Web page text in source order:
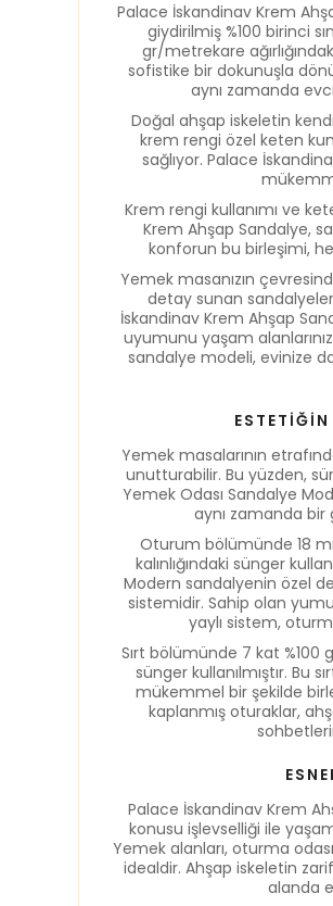
Palace İskandinav Krem
giydirilmiş %100 birinci
gr/metrekare
sofistike bir dokunuşla
aynı zamanda
Doğal ahşap iskeletin
krem rengi özel keten
sağlıyor. Palace
Krem rengi kullanımı ve
Krem Ahşap Sandalye,
konforun bu birleşimi,
Yemek masanızın
detay sunan
İskandinav Krem Ahşap
uyumunu yaşam
sandalye modeli, evinize
Yemek masalarının
unutturabilir. Bu yüzden,
Yemek Odası Sandalye
aynı zamanda bir
Oturum bölümünde 18
kalınlığındaki sünger
Modern sandalyenin özel
sistemidir. Sahip olan
yaylı sistem,
Sırt bölümünde 7 kat %100
sünger kullanılmıştır. Bu
mükemmel bir şekilde
kaplanmış oturaklar,
Palace İskandinav Krem
konusu işlevselliği ile
Yemek alanları, oturma
idealdir. Ahşap iskeletin
alanda